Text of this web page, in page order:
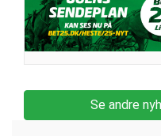
Se andre